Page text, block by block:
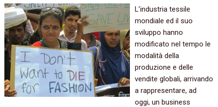
L’industria tessile
mondiale ed il suo
sviluppo hanno
modificato nel tempo le
modalità della
produzione e delle
vendite globali, arrivando
a rappresentare, ad
oggi, un business